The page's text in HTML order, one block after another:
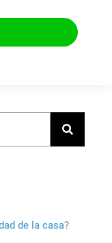
de la casa?